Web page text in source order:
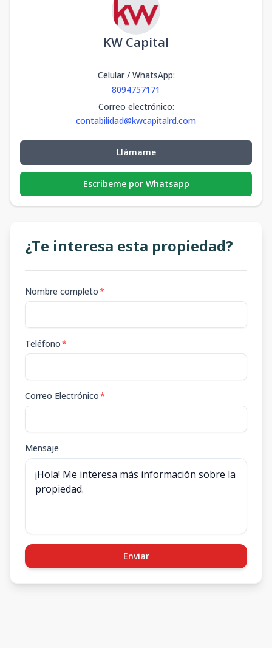
KW Capital
Celular / WhatsApp:
8094757171
Correo electrónico:
contabilidad@kwcapitalrd.com
Llámame
Escribeme por Whatsapp
¿Te interesa esta propiedad?
Nombre completo*
Teléfono*
Correo Electrónico*
Mensaje
Enviar